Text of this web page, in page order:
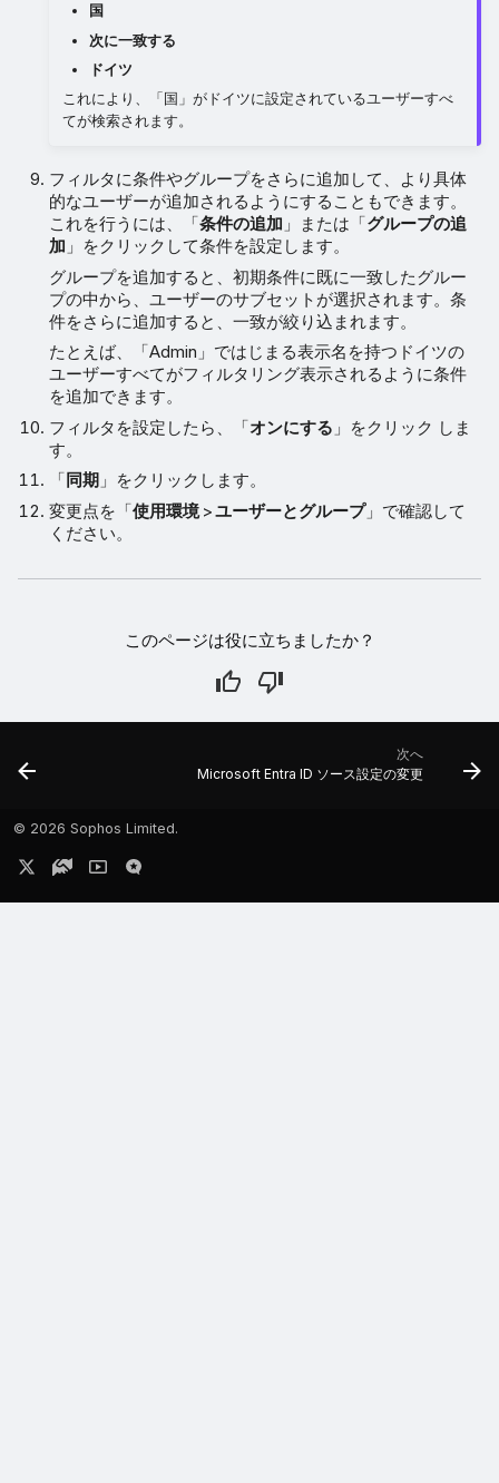
国
次に一致する
ドイツ
これにより、「国」がドイツに設定されているユーザーすべ
てが検索されます。
フィルタに条件やグループをさらに追加して、より具体
的なユーザーが追加されるようにすることもできます。
これを行うには、「条件の追加 」または「グループの追
加 」をクリックして条件を設定します。
グループを追加すると、初期条件に既に一致したグルー
プの中から、ユーザーのサブセットが選択されます。条
件をさらに追加すると、一致が絞り込まれます。
たとえば、「Admin」ではじまる表示名を持つドイツの
ユーザーすべてがフィルタリング表示されるように条件
を追加できます。
フィルタを設定したら、「オンにする 」をクリック しま
す。
「 同期 」をクリックします。
変更点を「使用環境>ユーザーとグループ」で確認して
ください。
このページは役に立ちましたか？
次へ
Microsoft Entra ID ソース設定の変更
© 2026 Sophos Limited.